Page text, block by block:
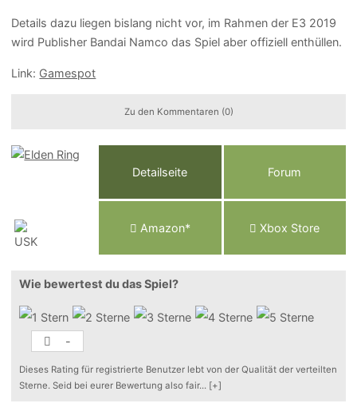
Details dazu liegen bislang nicht vor, im Rahmen der E3 2019
wird Publisher Bandai Namco das Spiel aber offiziell enthüllen.
Link: Gamespot
Zu den Kommentaren (0)
Detailseite Forum
Amazon* Xbox Store
Wie bewertest du das Spiel?
-
Dieses Rating für registrierte Benutzer lebt von der Qualität der verteilten
Sterne. Seid bei eurer Bewertung also fair... [+]